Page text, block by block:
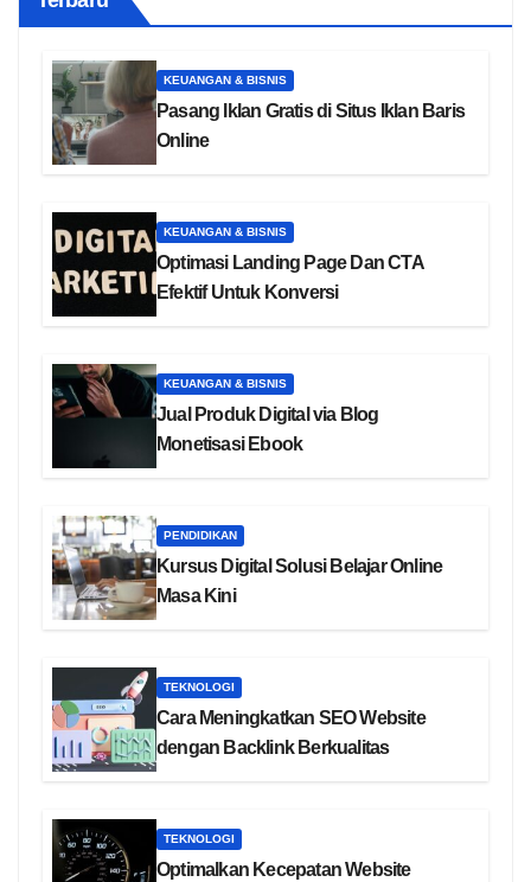
KEUANGAN & BISNIS
Pasang Iklan Gratis di Situs Iklan Baris
Online
KEUANGAN & BISNIS
Optimasi Landing Page Dan CTA
Efektif Untuk Konversi
KEUANGAN & BISNIS
Jual Produk Digital via Blog
Monetisasi Ebook
PENDIDIKAN
Kursus Digital Solusi Belajar Online
Masa Kini
TEKNOLOGI
Cara Meningkatkan SEO Website
dengan Backlink Berkualitas
TEKNOLOGI
Optimalkan Kecepatan Website